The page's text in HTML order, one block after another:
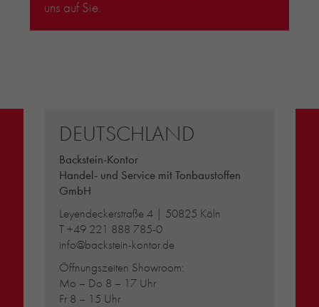
uns auf Sie.
DEUTSCHLAND
Backstein-Kontor
Handel- und Service mit Tonbaustoffen
GmbH
Leyendeckerstraße 4 | 50825 Köln
T+49 221 888 785-0
info@backstein-kontor.de
Öffnungszeiten Showroom:
Mo – Do 8 – 17 Uhr
Fr 8 – 15 Uhr